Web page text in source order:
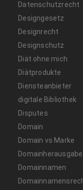
Datenschutzrecht
Designgesetz
Designrecht
Designschutz
Diät ohne mich
Diätprodukte
Diensteanbieter
digitale Bibliothek
Disputes
Domain
Domain vs Marke
Domainherausgabe
Domainnamen